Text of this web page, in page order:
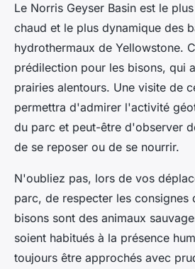
Le Norris Geyser Basin est le
chaud et le plus dynamique des
hydrothermaux de Yellowstone.
prédilection pour les bisons, qui
prairies alentours. Une visite de
permettra d'admirer l'activité
du parc et peut-être d'observer
de se reposer ou de se nourrir.
N'oubliez pas, lors de vos
parc, de respecter les consignes
bisons sont des animaux
soient habitués à la présence
toujours être approchés avec